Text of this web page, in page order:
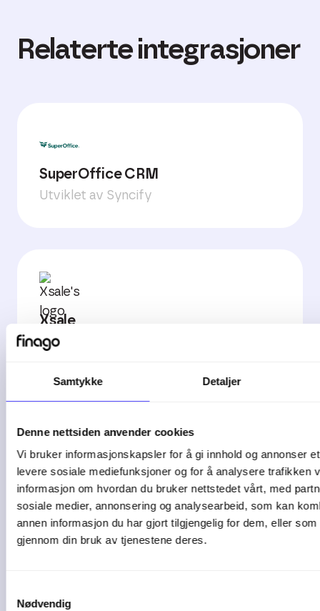
Samtykke Detaljer
Denne nettsiden anvender cookies
Vi bruker informasjonskapsler for å gi innhold og annonser
levere sosiale mediefunksjoner og for å analysere trafikken
informasjon om hvordan du bruker nettstedet vårt, med
sosiale medier, annonsering og analysearbeid, som kan
annen informasjon du har gjort tilgjengelig for dem, eller
gjennom din bruk av tjenestene deres.
Nødvendig
Relaterte integrasjoner
SuperOffice CRM
Utviklet av Syncify
Xsale
Utviklet av Xsale
Autogear
Utvikler av ECIT Autogear AS